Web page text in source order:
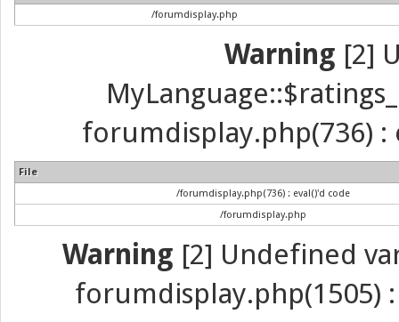
/forumdisplay.php
Warning [2]
forumdisplay.php(736) :
File
/forumdisplay.php(736) : eval()'d code
/forumdisplay.php
Warning [2] Undefined
forumdisplay.php(1505)